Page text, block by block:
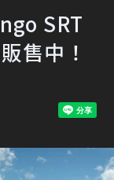
SRT
售中！